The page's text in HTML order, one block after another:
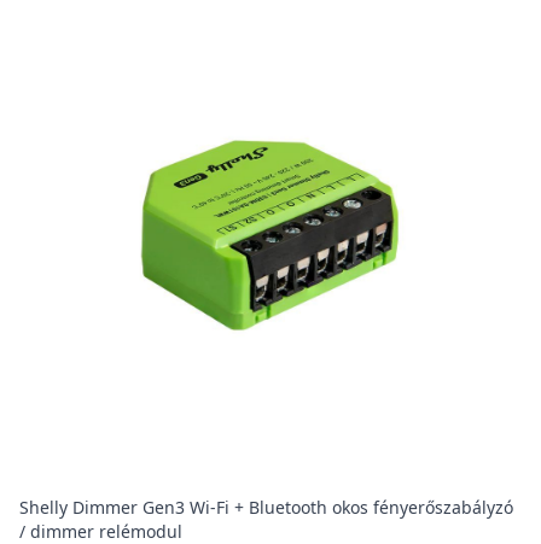
Shelly Dimmer Gen3 Wi-Fi + Bluetooth okos fényerőszabályzó
/ dimmer relémodul